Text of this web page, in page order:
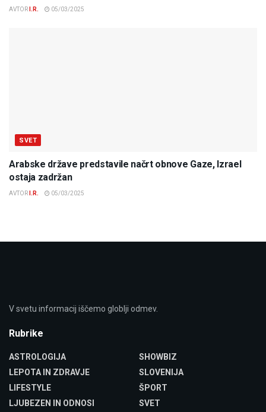
AVTOR I.R. 05/03/2025
SVET
Arabske države predstavile načrt obnove Gaze, Izrael
ostaja zadržan
AVTOR I.R. 05/03/2025
V svetu informacij iščemo globlji odmev.
Rubrike
ASTROLOGIJA
LEPOTA IN ZDRAVJE
LIFESTYLE
LJUBEZEN IN ODNOSI
SHOWBIZ
SLOVENIJA
ŠPORT
SVET